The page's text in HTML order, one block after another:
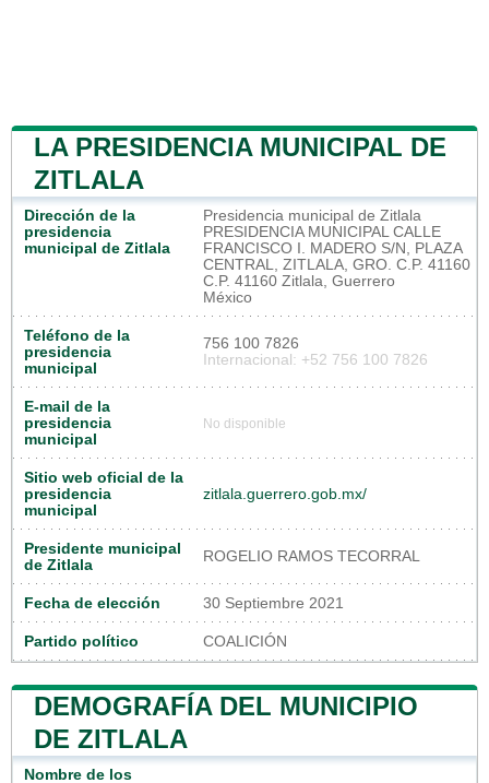
LA PRESIDENCIA MUNICIPAL DE
ZITLALA
Dirección de la
presidencia
municipal de Zitlala
Presidencia municipal de Zitlala
PRESIDENCIA MUNICIPAL CALLE
FRANCISCO I. MADERO S/N, PLAZA
CENTRAL, ZITLALA, GRO. C.P. 41160
C.P. 41160 Zitlala, Guerrero
México
Teléfono de la
presidencia
municipal
756 100 7826
Internacional: +52 756 100 7826
E-mail de la
presidencia
municipal
No disponible
Sitio web oficial de la
presidencia
municipal
zitlala.guerrero.gob.mx/
Presidente municipal
de Zitlala
ROGELIO RAMOS TECORRAL
Fecha de elección 30 Septiembre 2021
Partido político COALICIÓN
DEMOGRAFÍA DEL MUNICIPIO
DE ZITLALA
Nombre de los